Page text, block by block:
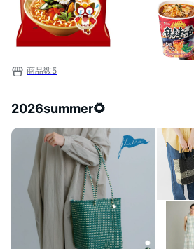
商品数5
2026summer🌻